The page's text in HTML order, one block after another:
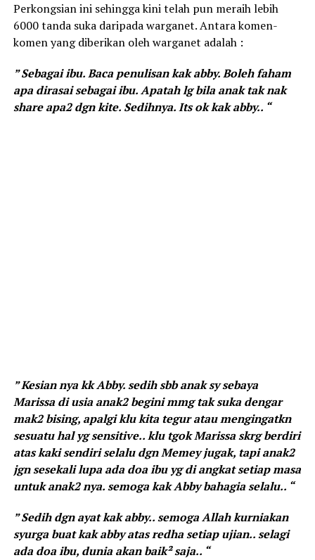
Perkongsian ini sehingga kini telah pun meraih lebih
6000 tanda suka daripada warganet. Antara komen-
komen yang diberikan oleh warganet adalah :
” Sebagai ibu. Baca penulisan kak abby. Boleh faham
apa dirasai sebagai ibu. Apatah lg bila anak tak nak
share apa2 dgn kite. Sedihnya. Its ok kak abby.. “
” Kesian nya kk Abby. sedih sbb anak sy sebaya
Marissa di usia anak2 begini mmg tak suka dengar
mak2 bising, apalgi klu kita tegur atau mengingatkn
sesuatu hal yg sensitive.. klu tgok Marissa skrg berdiri
atas kaki sendiri selalu dgn Memey jugak, tapi anak2
jgn sesekali lupa ada doa ibu yg di angkat setiap masa
untuk anak2 nya. semoga kak Abby bahagia selalu.. “
” Sedih dgn ayat kak abby.. semoga Allah kurniakan
syurga buat kak abby atas redha setiap ujian.. selagi
ada doa ibu, dunia akan baik² saja.. “